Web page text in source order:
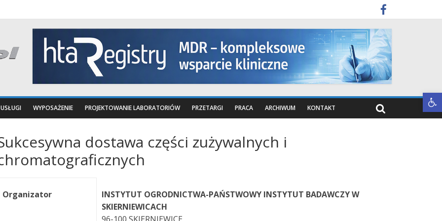
Otwórz pasek narzędzi
USŁUGI WYPOSAŻENIE PROJEKTOWANIE LABORATORIÓW PRZETARGI PRACA ARCHIWUM KONTAKT
dostawa części zużywalnych i
Organizator
INSTYTUT OGRODNICTWA-PAŃSTWOWY INSTYTUT BADAWCZY W
SKIERNIEWICACH